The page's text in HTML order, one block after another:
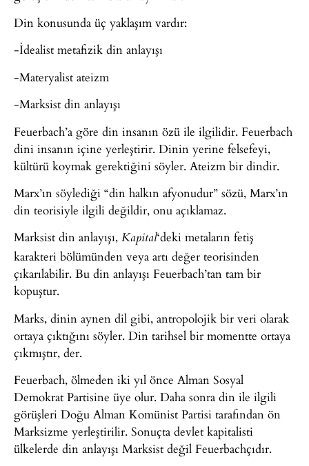
Din konusunda üç yaklaşım vardır:
-İdealist metafizik din anlayışı
-Materyalist ateizm
-Marksist din anlayışı
Feuerbach’a göre din insanın özü ile ilgilidir. Feuerbach
dini insanın içine yerleştirir. Dinin yerine felsefeyi,
kültürü koymak gerektiğini söyler. Ateizm bir dindir.
Marx’ın söylediği “din halkın afyonudur” sözü, Marx’ın
din teorisiyle ilgili değildir, onu açıklamaz.
Marksist din anlayışı, Kapital‘deki metaların fetiş
karakteri bölümünden veya artı değer teorisinden
çıkarılabilir. Bu din anlayışı Feuerbach’tan tam bir
kopuştur.
Marks, dinin aynen dil gibi, antropolojik bir veri olarak
ortaya çıktığını söyler. Din tarihsel bir momentte ortaya
çıkmıştır, der.
Feuerbach, ölmeden iki yıl önce Alman Sosyal
Demokrat Partisine üye olur. Daha sonra din ile ilgili
görüşleri Doğu Alman Komünist Partisi tarafından ön
Marksizme yerleştirilir. Sonuçta devlet kapitalisti
ülkelerde din anlayışı Marksist değil Feuerbachçıdır.